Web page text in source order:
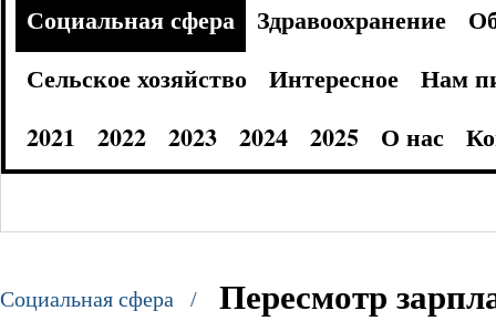
Социальная сфера
Здравоохранение
Сельское хозяйство
Интересное
Нам
2021
2022 2023 2024 2025 О нас
Социальная сфера /
Пересмотр